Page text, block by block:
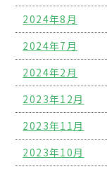
2024年8月
2024年7月
2024年2月
2023年12月
2023年11月
2023年10月